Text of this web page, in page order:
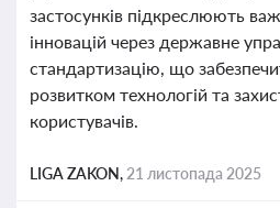
застосунків підкреслюють
інновацій через державне
стандартизацію, що
розвитком технологій та
користувачів.
LIGA ZAKON, 21 листопада 2025